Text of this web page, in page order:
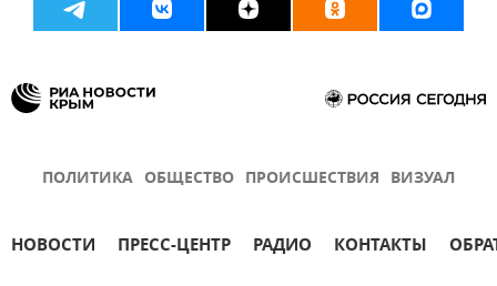
ПОЛИТИКА ОБЩЕСТВО ПРОИСШЕСТВИЯ ВИЗУАЛ
НОВОСТИ ПРЕСС-ЦЕНТР РАДИО КОНТАКТЫ